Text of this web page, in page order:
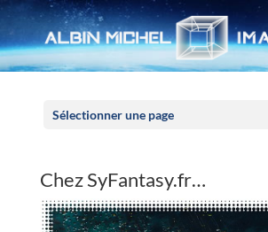
Sélectionner une page
Chez SyFantasy.fr…
Panneau de gestion des cookies